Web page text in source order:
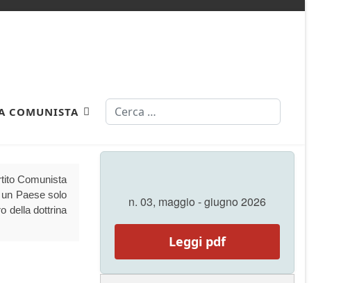
COMUNISTA Cerca
Comunista
Paese solo
della dottrina
n. 03, maggio - giugno 2026
Leggi pdf